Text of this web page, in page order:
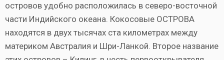
островов удобно расположилась в северо-восточной
части Индийского океана. Кокосовые ОСТРОВА
находятся в двух тысячах ста километрах между
материком Австралия и Шри-Ланкой. Второе название